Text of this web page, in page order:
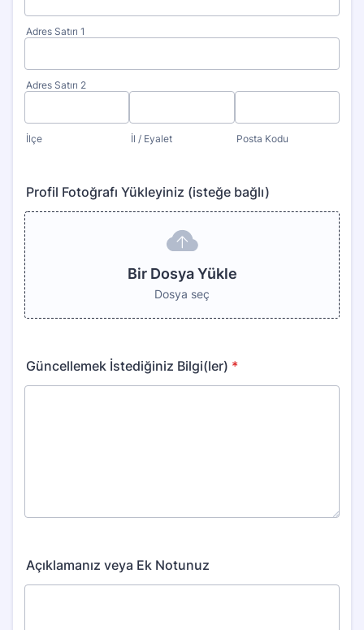
Adres Satırı 1
Adres Satırı 2
İlçe İl / Eyalet Posta Kodu
Profil Fotoğrafı Yükleyiniz (isteğe bağlı)
Bir Dosya Yükle
Dosya seç
Güncellemek İstediğiniz Bilgi(ler) *
Açıklamanız veya Ek Notunuz